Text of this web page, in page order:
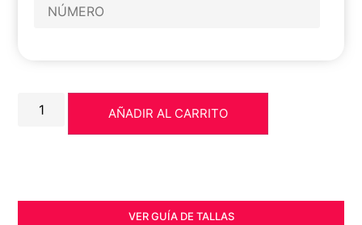
AÑADIR AL CARRITO
VER GUÍA DE TALLAS